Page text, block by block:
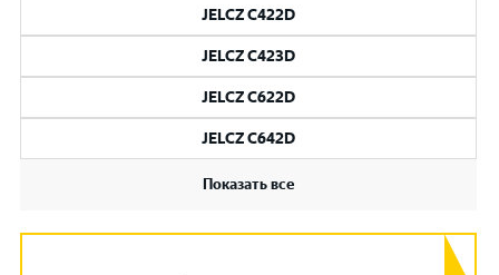
JELCZ C422D
JELCZ C423D
JELCZ C622D
JELCZ C642D
Показать все